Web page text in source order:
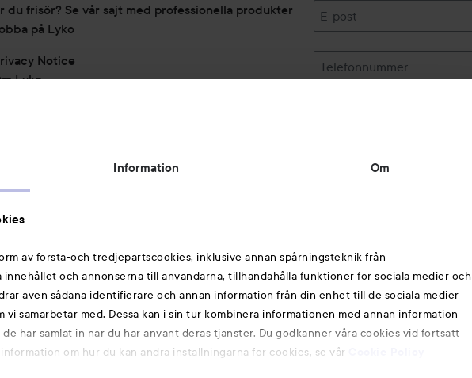
Information Om
av första-och tredjepartscookies, inklusive annan spårningsteknik från
och annonserna till användarna, tillhandahålla funktioner för sociala medier och
även sådana identifierare och annan information från din enhet till de sociala medier
vi samarbetar med. Dessa kan i sin tur kombinera informationen med annan information
har samlat in när du har använt deras tjänster. Du godkänner våra cookies vid fortsatt
om hur du kan ändra inställningarna för cookies, se vår
du frisör? Se vår sajt med professionella produkter
på Lyko
Notice
Lyko
Michael Edwards Fragrances of the World
Cookie Consent
kanske också gillar
E-post
Telefonnummer
Följ oss